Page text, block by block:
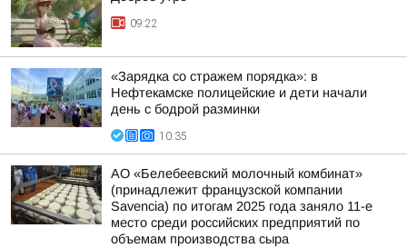
09:22
«Зарядка со стражем порядка»: в
Нефтекамске полицейские и дети начали
день с бодрой разминки
10:35
АО «Белебеевский молочный комбинат»
(принадлежит французской компании
Savencia) по итогам 2025 года заняло 11-е
место среди российских предприятий по
объемам производства сыра